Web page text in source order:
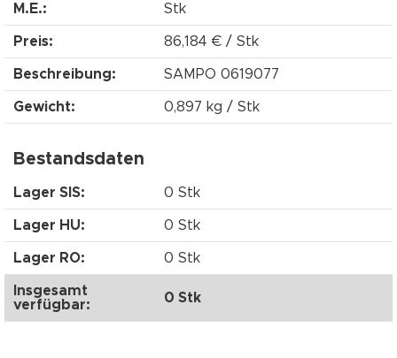
M.E.: Stk
Preis: 86,184 € / Stk
Beschreibung: SAMPO 0619077
Gewicht: 0,897 kg / Stk
Bestandsdaten
Lager SIS: 0 Stk
Lager HU: 0 Stk
Lager RO: 0 Stk
Insgesamt
verfügbar:
0 Stk